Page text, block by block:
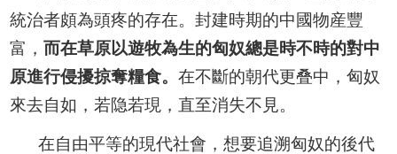
統治者頗為頭疼的存在。封建時期的中國物産豐
富，而在草原以遊牧為生的匈奴總是時不時的對中
原進行侵擾掠奪糧食。在不斷的朝代更叠中，匈奴
來去自如，若隐若現，直至消失不見。
在自由平等的現代社會，想要追溯匈奴的後代